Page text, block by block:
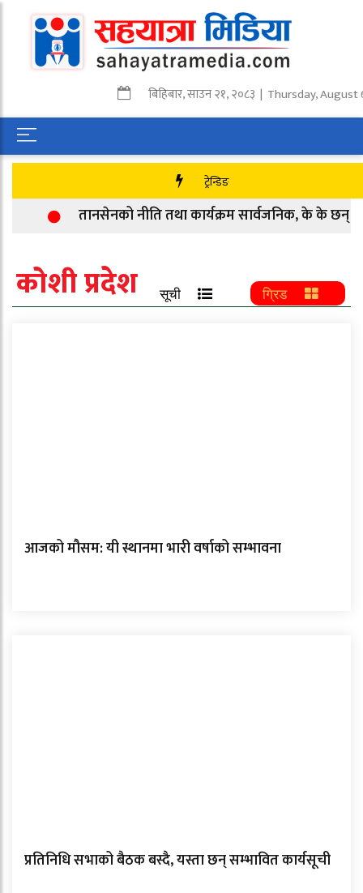
बिहिबार,साउन२१,२०८३ | Thursday, August
ट्रेन्डिङ
तानसेनको नीति तथा कार्यक्रम सार्वजनिक, के के छन्
कोशी प्रदेश सूची ग्रिड
आजको मौसम: यी स्थानमा भारी वर्षाको सम्भावना
प्रतिनिधि सभाको बैठक बस्दै, यस्ता छन् सम्भावित कार्यसूची